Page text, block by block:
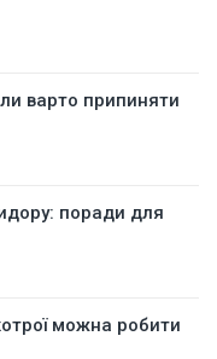
варто припиняти
поради для
можна робити